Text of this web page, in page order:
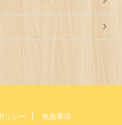
リシー 免責事項